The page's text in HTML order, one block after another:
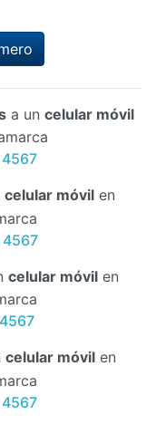
a un celular móvil
4567
celular móvilen
4567
celular móvilen
celular móvilen
4567